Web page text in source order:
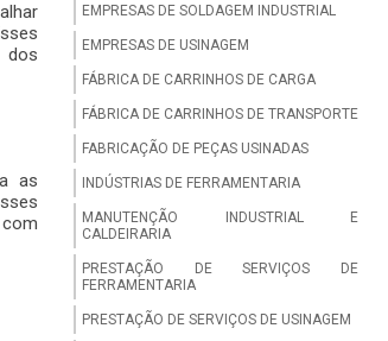
dos
as
EMPRESAS DE SOLDAGEM INDUSTRIAL
EMPRESAS DE USINAGEM
FÁBRICA DE CARRINHOS DE CARGA
FÁBRICA DE CARRINHOS DE TRANSPORTE
FABRICAÇÃO DE PEÇAS USINADAS
INDÚSTRIAS DE FERRAMENTARIA
MANUTENÇÃO INDUSTRIAL E
CALDEIRARIA
PRESTAÇÃO DE SERVIÇOS DE
FERRAMENTARIA
PRESTAÇÃO DE SERVIÇOS DE USINAGEM